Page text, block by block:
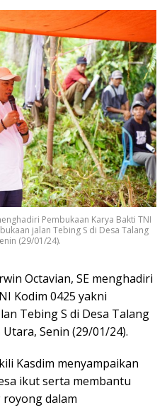
Pembukaan Karya Bakti TNI
jalan Tebing S di Desa Talang
(29/01/24).
Octavian, SE menghadiri
Kodim 0425 yakni
Tebing S di Desa Talang
Senin (29/01/24).
Kasdim menyampaikan
ikut serta membantu
dalam